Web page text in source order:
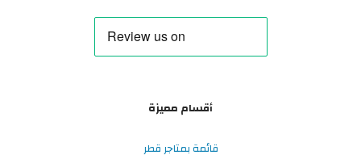
أقسام مميزة
قائمة بمتاجر قطر